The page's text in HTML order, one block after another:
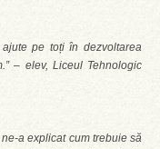
pe toți în dezvoltarea
– elev, Liceul Tehnologic
a explicat cum trebuie să